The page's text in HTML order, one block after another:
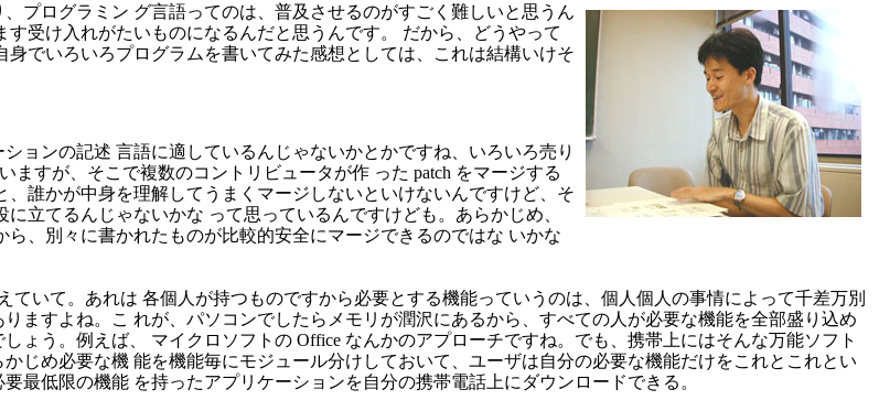
プログラミン グ言語ってのは、普及させるのがすごく難しいと思うん
受け入れがたいものになるんだと思うんです。 だから、どうやって
でいろいろプログラムを書いてみた感想としては、これは結構いけそ
ョンの記述 言語に適しているんじゃないかとかですね、いろいろ売り
すが、そこで複数のコントリビュータが作 った patch をマージする
誰かが中身を理解してうまくマージしないといけないんですけど、そ
立てるんじゃないかな って思っているんですけども。あらかじめ、
、別々に書かれたものが比較的安全にマージできるのではな いかな
いて。あれは 各個人が持つものですから必要とする機能っていうのは、個人個人の事情によって千差万別
ますよね。こ れが、パソコンでしたらメモリが潤沢にあるから、すべての人が必要な機能を全部盛り込め
ょう。例えば、 マイクロソフトの Office なんかのアプローチですね。でも、携帯上にはそんな万能ソフト
じめ必要な機 能を機能毎にモジュール分けしておいて、ユーザは自分の必要な機能だけをこれとこれとい
最低限の機能 を持ったアプリケーションを自分の携帯電話上にダウンロードできる。